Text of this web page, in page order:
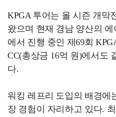
KPGA 투어는 올 시즌 개막
왔으며 현재 경남 양산의
에서 진행 중인 제69회
CC(총상금 16억 원)에서도
다.
워킹 레프리 도입의 배경에
장 경험이 자리하고 있다.